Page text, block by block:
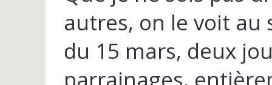
autres, on le voit au
du 15 mars, deux